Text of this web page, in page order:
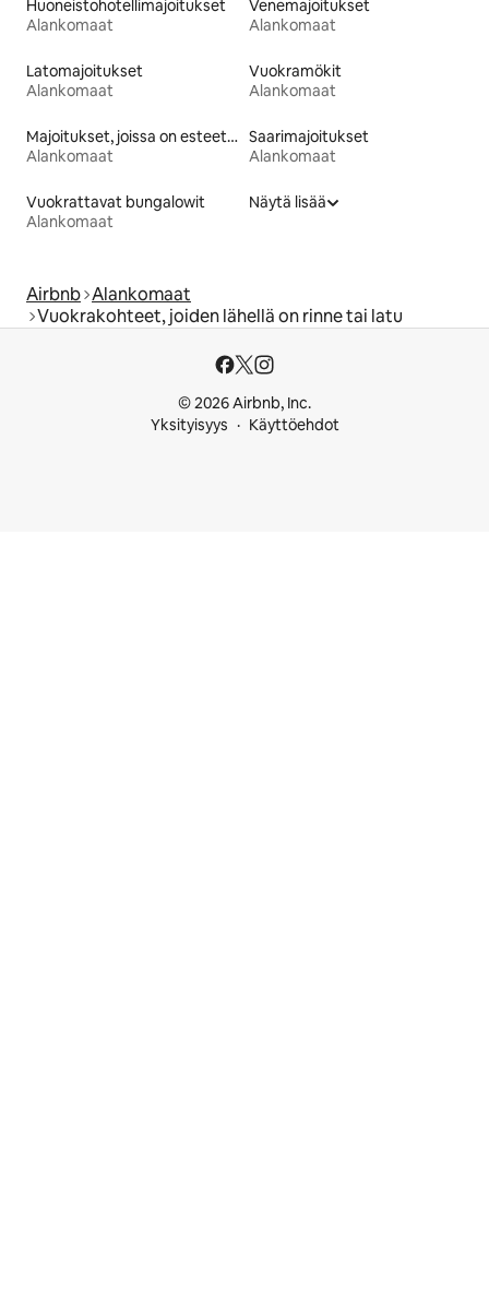
Huoneistohotellimajoitukset
Alankomaat
Venemajoitukset
Alankomaat
Latomajoitukset
Alankomaat
Vuokramökit
Alankomaat
Majoitukset, joissa on esteetön vuode
Alankomaat
Saarimajoitukset
Alankomaat
Vuokrattavat bungalowit
Alankomaat
Näytä lisää
Airbnb Alankomaat
Vuokrakohteet, joiden lähellä on rinne tai latu
© 2026 Airbnb, Inc.
Yksityisyys
Käyttöehdot